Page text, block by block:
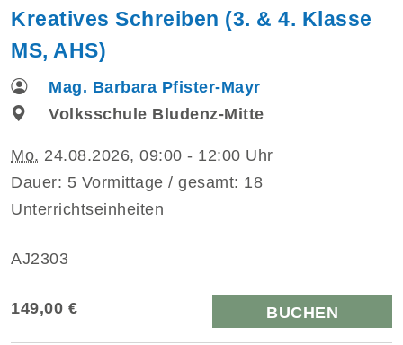
Kreatives Schreiben (3. & 4. Klasse
MS, AHS)
Mag. Barbara Pfister-Mayr
Volksschule Bludenz-Mitte
Mo. 24.08.2026, 09:00 - 12:00 Uhr
Dauer: 5 Vormittage / gesamt: 18
Unterrichtseinheiten
AJ2303
149,00 € BUCHEN